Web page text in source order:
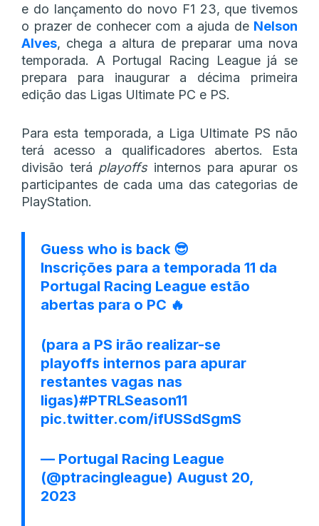
e do lançamento do novo F1 23, que tivemos
o prazer de conhecer com a ajuda de Nelson
Alves, chega a altura de preparar uma nova
temporada. A Portugal Racing League já se
prepara para inaugurar a décima primeira
edição das Ligas Ultimate PC e PS.
Para esta temporada, a Liga Ultimate PS não
terá acesso a qualificadores abertos. Esta
divisão terá playoffsinternos para apurar os
participantes de cada uma das categorias de
PlayStation.
Guess who is back 😎
Inscrições para a temporada 11 da
Portugal Racing League estão
abertas para o PC 🔥
(para a PS irão realizar-se
playoffs internos para apurar
restantes vagas nas
ligas)#PTRLSeason11
pic.twitter.com/ifUSSdSgmS
— Portugal Racing League
(@ptracingleague) August 20,
2023